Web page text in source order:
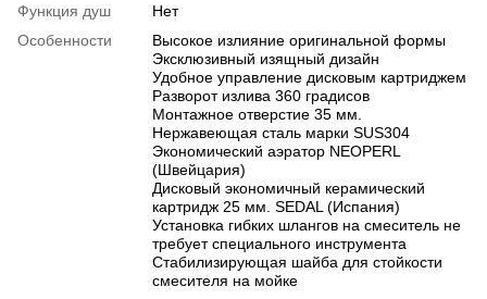
Функция душ
Нет
Особенности
Высокое излияние оригинальной формы
Эксклюзивный изящный дизайн
Удобное управление дисковым картриджем
Разворот излива 360 градисов
Монтажное отверстие 35 мм.
Нержавеющая сталь марки SUS304
Экономический аэратор NEOPERL
(Швейцария)
Дисковый экономичный керамический
картридж 25 мм. SEDAL (Испания)
Установка гибких шлангов на смеситель не
требует специального инструмента
Стабилизирующая шайба для стойкости
смесителя на мойке